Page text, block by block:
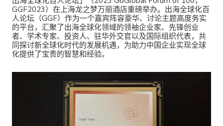
GGF2023）在上海龙之梦万丽酒店重磅举办。出海全球化百
人论坛（GGF）作为一个嘉宾阵容豪华、讨论主题高度务实
的平台，汇聚了出海全球化领域的领袖企业家、先锋创业
者、学术专家、投资人、驻华外交官以及国际组织代表，共
同探讨新全球化时代的发展机遇，为助力中国企业实现全球
化提供了宝贵的智慧和经验。